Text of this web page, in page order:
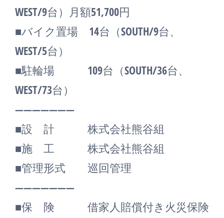
WEST/9台）月額51,700円
■バイク置場 14台（SOUTH/9台、
WEST/5台）
■駐輪場 109台（SOUTH/36台、
WEST/73台）
―――――――
■設 計 株式会社熊谷組
■施 工 株式会社熊谷組
■管理形式 巡回管理
―――――――
■保 険 借家人賠償付き火災保険